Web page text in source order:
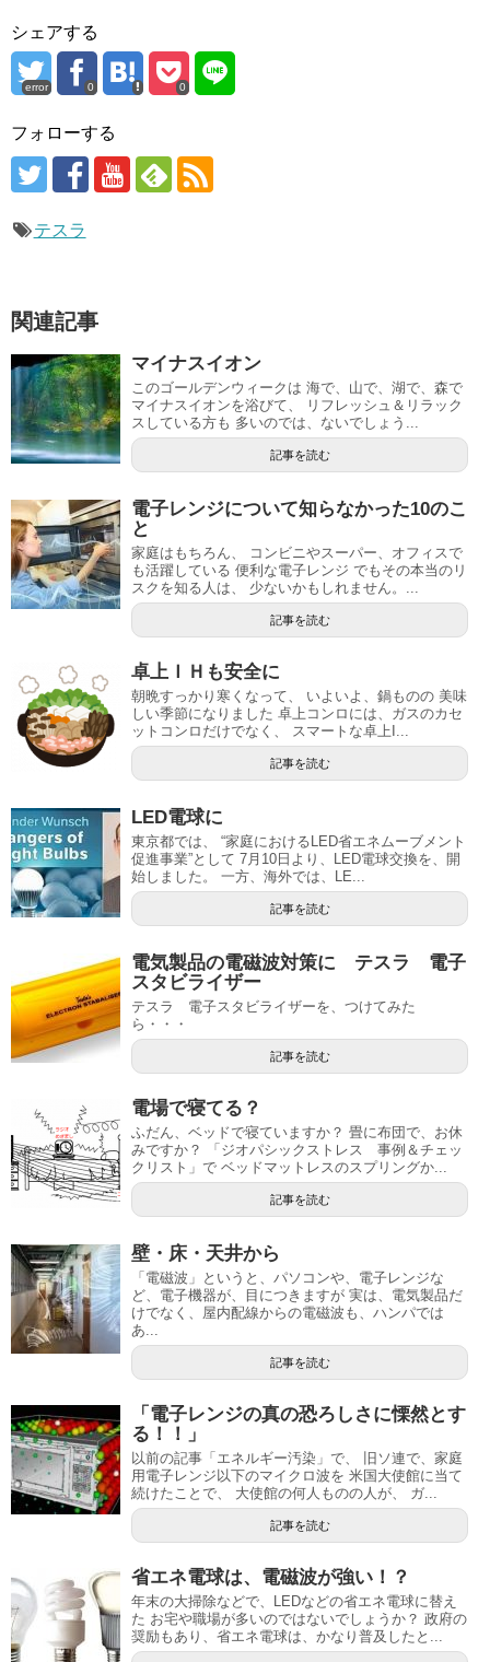
シェアする
error 0 0
フォローする
テスラ
関連記事
マイナスイオン
このゴールデンウィークは 海で、山で、湖で、森で
マイナスイオンを浴びて、 リフレッシュ＆リラック
スしている方も 多いのでは、ないでしょう...
記事を読む
電子レンジについて知らなかった10のこ
と
家庭はもちろん、 コンビニやスーパー、オフィスで
も活躍している 便利な電子レンジ でもその本当のリ
スクを知る人は、 少ないかもしれません。...
記事を読む
卓上ＩＨも安全に
朝晩すっかり寒くなって、 いよいよ、鍋ものの 美味
しい季節になりました 卓上コンロには、ガスのカセ
ットコンロだけでなく、 スマートな卓上I...
記事を読む
LED電球に
東京都では、 “家庭におけるLED省エネムーブメント
促進事業”として 7月10日より、LED電球交換を、開
始しました。 一方、海外では、LE...
記事を読む
電気製品の電磁波対策に テスラ 電子
スタビライザー
テスラ 電子スタビライザーを、つけてみた
ら・・・
記事を読む
電場で寝てる？
ふだん、ベッドで寝ていますか？ 畳に布団で、お休
みですか？ 「ジオパシックストレス 事例＆チェッ
クリスト」で ベッドマットレスのスプリングか...
記事を読む
壁・床・天井から
「電磁波」というと、パソコンや、電子レンジな
ど、電子機器が、目につきますが 実は、電気製品だ
けでなく、屋内配線からの電磁波も、ハンパでは
あ...
記事を読む
「電子レンジの真の恐ろしさに慄然とす
る！！」
以前の記事「エネルギー汚染」で、 旧ソ連で、家庭
用電子レンジ以下のマイクロ波を 米国大使館に当て
続けたことで、 大使館の何人ものの人が、 ガ...
記事を読む
省エネ電球は、電磁波が強い！？
年末の大掃除などで、LEDなどの省エネ電球に替え
た お宅や職場が多いのではないでしょうか？ 政府の
奨励もあり、省エネ電球は、かなり普及したと...